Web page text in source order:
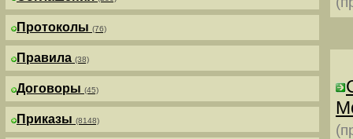
Протоколы (76)
Правила (38)
Договоры (45)
Приказы (8148)